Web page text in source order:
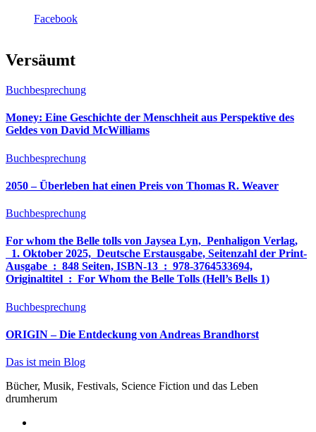
Facebook
Versäumt
Buchbesprechung
Money: Eine Geschichte der Menschheit aus Perspektive des
Geldes von David McWilliams
Buchbesprechung
2050 – Überleben hat einen Preis von Thomas R. Weaver
Buchbesprechung
For whom the Belle tolls von Jaysea Lyn, ‎ Penhaligon Verlag,
‎ 1. Oktober 2025, ‎ Deutsche Erstausgabe, Seitenzahl der Print-
Ausgabe ‏ : ‎ 848 Seiten, ISBN-13 ‏ : ‎ 978-3764533694,
Originaltitel ‏ : ‎ For Whom the Belle Tolls (Hell’s Bells 1)
Buchbesprechung
ORIGIN – Die Entdeckung von Andreas Brandhorst
Das ist mein Blog
Bücher, Musik, Festivals, Science Fiction und das Leben
drumherum